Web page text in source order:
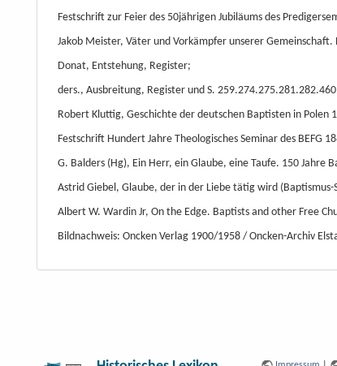
Festschrift zur Feier des 50jährigen Jubiläums des
Jakob Meister, Väter und Vorkämpfer unserer
Donat, Entstehung, Register;
ders., Ausbreitung, Register und S.
Robert Kluttig, Geschichte der deutschen Baptisten in Polen
Festschrift Hundert Jahre Theologisches Seminar des BEFG
G. Balders (Hg), Ein Herr, ein Glaube, eine Taufe. 150
Astrid Giebel, Glaube, der in der Liebe tätig wird (Baptismus-
Albert W. Wardin Jr, On the Edge. Baptists and other Free
Bildnachweis: Oncken Verlag 1900/1958 / Oncken-Archiv